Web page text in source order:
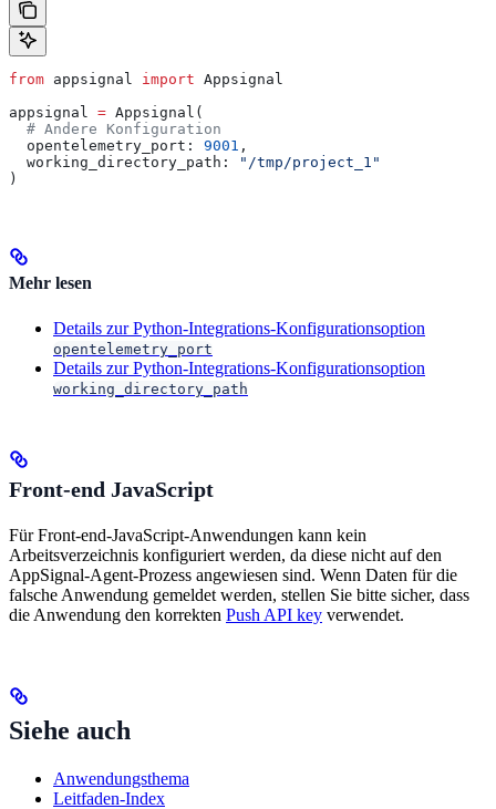
from appsignal import Appsignal
appsignal = Appsignal(
  # Andere Konfiguration
  opentelemetry_port:
9001 ,
  working_directory_path:
"/tmp/project_1"
)
Mehr lesen
Details zur Python-Integrations-Konfigurationsoption
opentelemetry_port
Details zur Python-Integrations-Konfigurationsoption
working_directory_path
Front-end JavaScript
Für Front-end-JavaScript-Anwendungen kann kein
Arbeitsverzeichnis konfiguriert werden, da diese nicht auf den
AppSignal-Agent-Prozess angewiesen sind. Wenn Daten für die
falsche Anwendung gemeldet werden, stellen Sie bitte sicher, dass
die Anwendung den korrekten Push API key verwendet.
Siehe auch
Anwendungsthema
Leitfaden-Index